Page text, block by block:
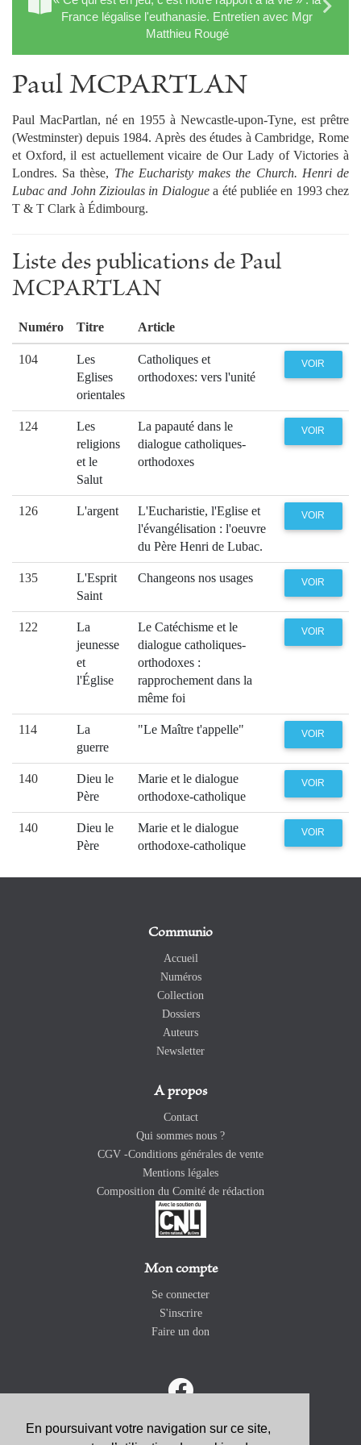
En poursuivant votre navigation sur ce site,
France légalise l'euthanasie. Entretien avec Mgr
Matthieu Rougé
Paul MCPARTLAN
Paul MacPartlan, né en 1955 à Newcastle-upon-Tyne, est prêtre
(Westminster) depuis 1984. Après des études à Cambridge, Rome
et Oxford, il est actuellement vicaire de Our Lady of Victories à
Londres. Sa thèse, The Eucharisty makes the Church. Henri de
Lubac and John Zizioulas in Dialoguea été publiée en 1993 chez
T & T Clark à Édimbourg.
Liste des publications de Paul
MCPARTLAN
Numéro Titre Article
104
Les
Eglises
orientales
Catholiques et
orthodoxes: vers l'unité
VOIR
124
Les
religions
et le
Salut
La papauté dans le
dialogue catholiques-
orthodoxes
VOIR
126 L'argent
L'Eucharistie, l'Eglise et
l'évangélisation : l'oeuvre
du Père Henri de Lubac.
VOIR
135
L'Esprit
Saint
Changeons nos usages VOIR
122
La
jeunesse
et
l'Église
Le Catéchisme et le
dialogue catholiques-
orthodoxes :
rapprochement dans la
même foi
VOIR
114
La
guerre
"Le Maître t'appelle" VOIR
140
Dieu le
Père
Marie et le dialogue
orthodoxe-catholique
VOIR
140
Dieu le
Père
Marie et le dialogue
orthodoxe-catholique
VOIR
Communio
Accueil
Numéros
Collection
Dossiers
Auteurs
Newsletter
A propos
Contact
Qui sommes nous ?
CGV -Conditions générales de vente
Mentions légales
Composition du Comité de rédaction
Mon compte
Se connecter
S'inscrire
Faire un don